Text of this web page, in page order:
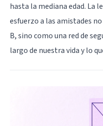
hasta la mediana edad. La
esfuerzo a las amistades
B, sino como una red de
largo de nuestra vida y lo